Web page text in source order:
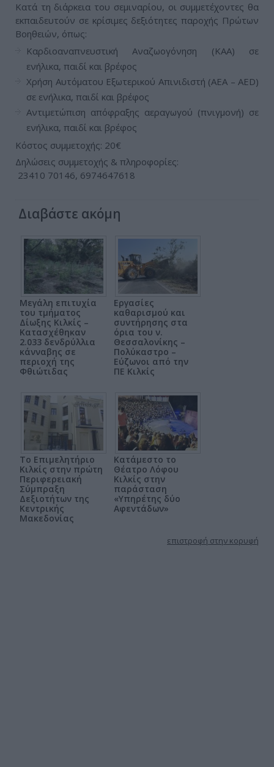
Κατά τη διάρκεια του σεμιναρίου, οι συμμετέχοντες θα
εκπαιδευτούν σε κρίσιμες δεξιότητες παροχής Πρώτων
Βοηθειών, όπως:
Καρδιοαναπνευστική Αναζωογόνηση (ΚΑΑ) σε
ενήλικα, παιδί και βρέφος
Χρήση Αυτόματου Εξωτερικού Απινιδιστή (ΑΕΑ – AED)
σε ενήλικα, παιδί και βρέφος
Αντιμετώπιση απόφραξης αεραγωγού (πνιγμονή) σε
ενήλικα, παιδί και βρέφος
Κόστος συμμετοχής: 20€
Δηλώσεις συμμετοχής & πληροφορίες:
23410 70146, 6974647618
Διαβάστε ακόμη
Μεγάλη επιτυχία
του τμήματος
Δίωξης Κιλκίς –
Κατασχέθηκαν
2.033 δενδρύλλια
κάνναβης σε
περιοχή της
Φθιώτιδας
Εργασίες
καθαρισμού και
συντήρησης στα
όρια του ν.
Θεσσαλονίκης –
Πολύκαστρο –
Εύζωνοι από την
ΠΕ Κιλκίς
Το Επιμελητήριο
Κιλκίς στην πρώτη
Περιφερειακή
Σύμπραξη
Δεξιοτήτων της
Κεντρικής
Μακεδονίας
Κατάμεστο το
Θέατρο Λόφου
Κιλκίς στην
παράσταση
«Υπηρέτης δύο
Αφεντάδων»
επιστροφή στην κορυφή